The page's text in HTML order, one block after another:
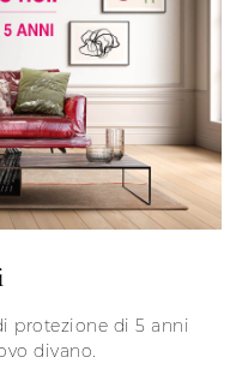
protezione di 5 anni
divano.